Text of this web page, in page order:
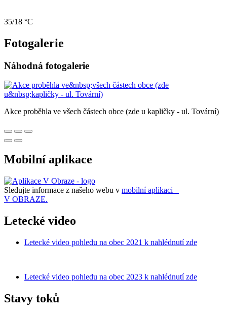
35/18 °C
Fotogalerie
Náhodná fotogalerie
Akce proběhla ve všech částech obce (zde u kapličky - ul. Tovární)
Mobilní aplikace
Sledujte informace z našeho webu v mobilní aplikaci –
V OBRAZE.
Letecké video
Letecké video pohledu na obec 2021 k nahlédnutí zde
Letecké video pohledu na obec 2023 k nahlédnutí zde
Stavy toků